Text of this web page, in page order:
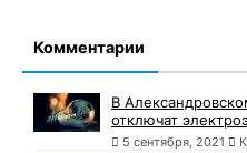
Комментарии
В
отключат
5 сентября, 2021